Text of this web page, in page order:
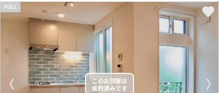
〈 〉
FULL